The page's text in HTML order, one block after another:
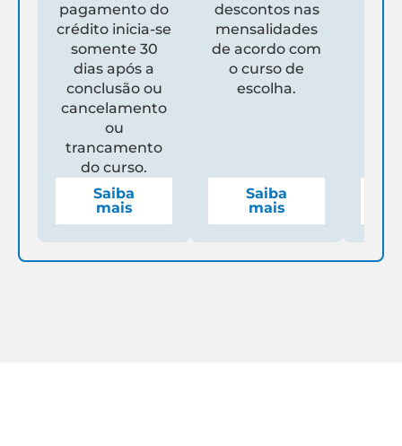
pagamento do
crédito inicia-se
somente 30
dias após a
conclusão ou
cancelamento
ou
trancamento
do curso.
Saiba
mais
descontos nas
mensalidades
de acordo com
o curso de
escolha.
Saiba
mais